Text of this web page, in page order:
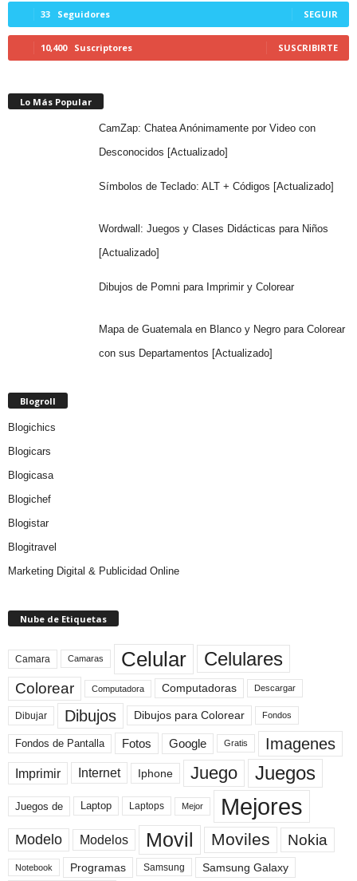
33 Seguidores SEGUIR
10,400 Suscriptores SUSCRIBIRTE
Lo Más Popular
CamZap: Chatea Anónimamente por Video con
Desconocidos [Actualizado]
Símbolos de Teclado: ALT + Códigos [Actualizado]
Wordwall: Juegos y Clases Didácticas para Niños
[Actualizado]
Dibujos de Pomni para Imprimir y Colorear
Mapa de Guatemala en Blanco y Negro para Colorear
con sus Departamentos [Actualizado]
Blogroll
Blogichics
Blogicars
Blogicasa
Blogichef
Blogistar
Blogitravel
Marketing Digital & Publicidad Online
Nube de Etiquetas
Camara Camaras Celular Celulares
Colorear Computadora Computadoras Descargar
Dibujar Dibujos Dibujos para Colorear Fondos
Fondos de Pantalla Fotos Google Gratis Imagenes
Imprimir Internet Iphone Juego Juegos
Juegos de Laptop Laptops Mejor Mejores
Modelo Modelos Movil Moviles Nokia
Notebook Programas Samsung Samsung Galaxy